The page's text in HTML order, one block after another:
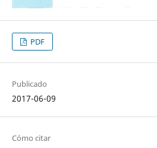
PDF
Publicado
2017-06-09
Cómo citar